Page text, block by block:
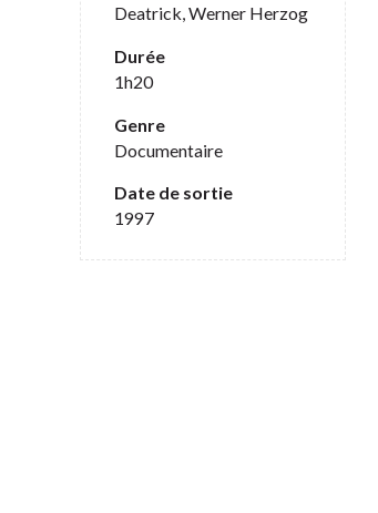
Deatrick, Werner Herzog
Durée
1h20
Genre
Documentaire
Date de sortie
1997